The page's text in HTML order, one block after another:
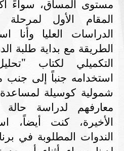
مستوى المساق، سواءً
المقام الأول لمرحلة
الدراسات العليا وأنا
الطريقة مع بداية طلبة
التكميلي لكتاب
استخدامه جنباً إلى
شمولية كوسيلة
معارفهم لدراسة حالة
الأخيرة، كنت أيضاً،
الندوات المطلوبة في